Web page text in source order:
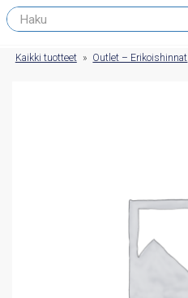
Kaikki tuotteet » Outlet – Erikoishinnat